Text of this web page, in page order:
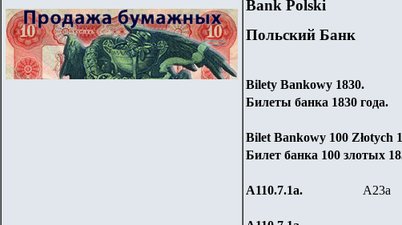
Bank Polski
Польский Банк
Bilety Bankowy 1830.
Билеты банка 1830 года.
Bilet Bankowy 100 Złotych
Билет банка 100 злотых
А110.7.1a. A23a